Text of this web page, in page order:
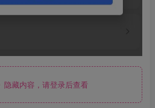
隐藏内容，请登录后查看